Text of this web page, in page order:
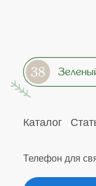
Телефон для
Каталог